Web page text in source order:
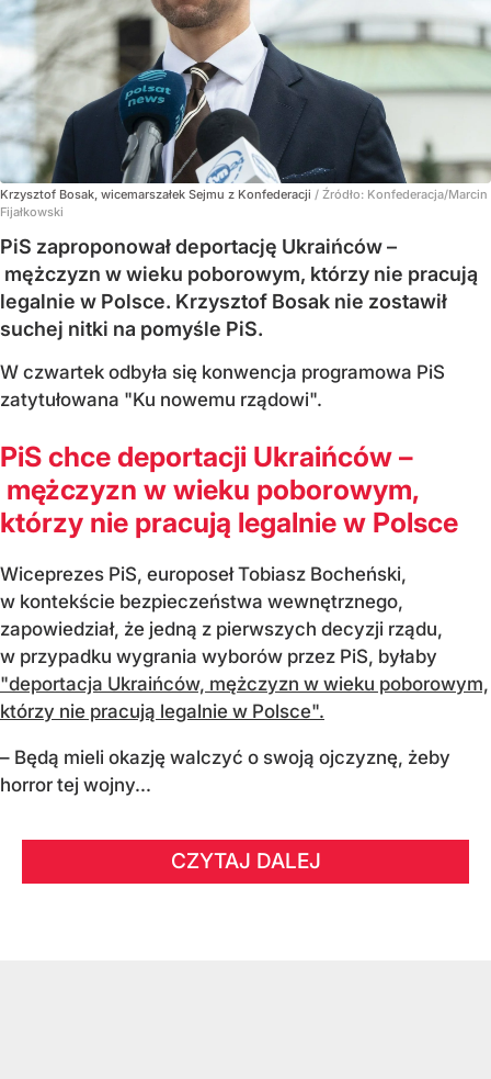
Krzysztof Bosak, wicemarszałek Sejmu z Konfederacji / Źródło: Konfederacja/Marcin
Fijałkowski
PiS zaproponował deportację Ukraińców –
mężczyzn w wieku poborowym, którzy nie pracują
legalnie w Polsce. Krzysztof Bosak nie zostawił
suchej nitki na pomyśle PiS.
W czwartek odbyła się konwencja programowa PiS
zatytułowana "Ku nowemu rządowi".
PiS chce deportacji Ukraińców –
mężczyzn w wieku poborowym,
którzy nie pracują legalnie w Polsce
Wiceprezes PiS, europoseł Tobiasz Bocheński,
w kontekście bezpieczeństwa wewnętrznego,
zapowiedział, że jedną z pierwszych decyzji rządu,
w przypadku wygrania wyborów przez PiS, byłaby
"deportacja Ukraińców, mężczyzn w wieku poborowym,
którzy nie pracują legalnie w Polsce".
– Będą mieli okazję walczyć o swoją ojczyznę, żeby
horror tej wojny...
CZYTAJ DALEJ